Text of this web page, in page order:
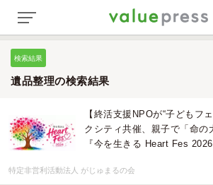
検索結果
遺品整理の検索結果
【終活支援NPOが“子どもフ
クシティ共催、親子で「命の
『今を生きる Heart Fes 2026
特定非営利活動法人 がじゅまるの会